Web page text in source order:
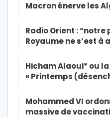
Macron énerve les
Radio Orient :
Royaume ne s’est à
Hicham Alaoui* ou
« Printemps
Mohammed VI
massive de